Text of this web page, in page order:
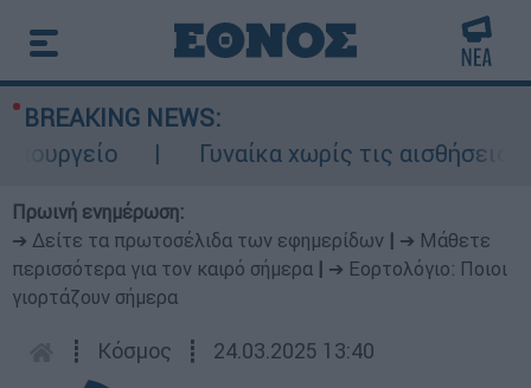
BREAKING NEWS:
Γυναίκα χωρίς τις αισθήσεις
Πρωινή ενημέρωση:
➔ Δείτε τα πρωτοσέλιδα των εφημερίδων
➔ Μάθετε
περισσότερα για τον καιρό σήμερα
➔ Εορτολόγιο: Ποιοι
γιορτάζουν σήμερα
┋ Κόσμος ┋ 24.03.2025 13:40